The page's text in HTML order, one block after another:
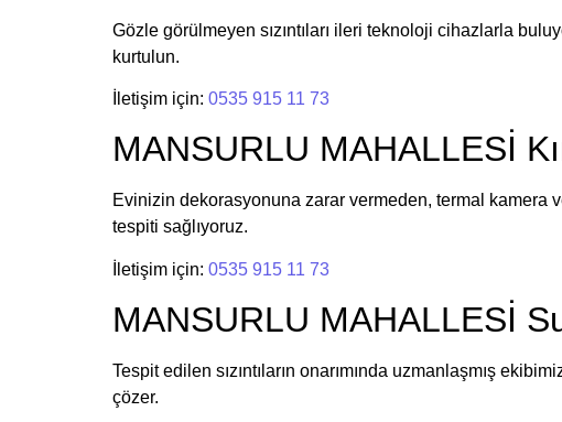
Gözle görülmeyen sızıntıları ileri teknoloji cihazlarla
kurtulun.
İletişim için: 0535 915 11 73
MANSURLU MAHALLESİ
Evinizin dekorasyonuna zarar vermeden, termal kamera
tespiti sağlıyoruz.
İletişim için: 0535 915 11 73
MANSURLU MAHALLESİ
Tespit edilen sızıntıların onarımında uzmanlaşmış
çözer.